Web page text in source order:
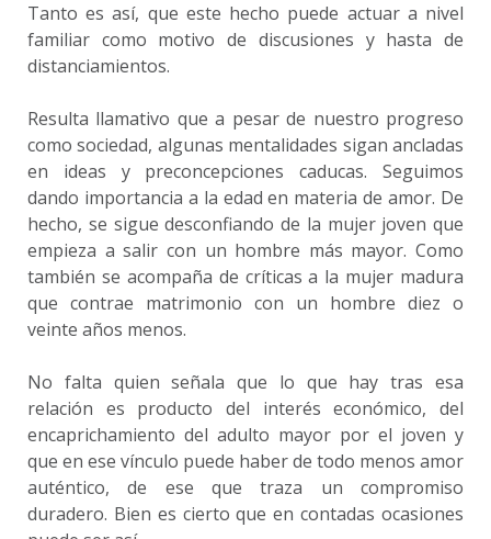
Tanto es así, que este hecho puede actuar a nivel
familiar como motivo de discusiones y hasta de
distanciamientos.
Resulta llamativo que a pesar de nuestro progreso
como sociedad, algunas mentalidades sigan ancladas
en ideas y preconcepciones caducas. Seguimos
dando importancia a la edad en materia de amor. De
hecho, se sigue desconfiando de la mujer joven que
empieza a salir con un hombre más mayor. Como
también se acompaña de críticas a la mujer madura
que contrae matrimonio con un hombre diez o
veinte años menos.
No falta quien señala que lo que hay tras esa
relación es producto del interés económico, del
encaprichamiento del adulto mayor por el joven y
que en ese vínculo puede haber de todo menos amor
auténtico, de ese que traza un compromiso
duradero. Bien es cierto que en contadas ocasiones